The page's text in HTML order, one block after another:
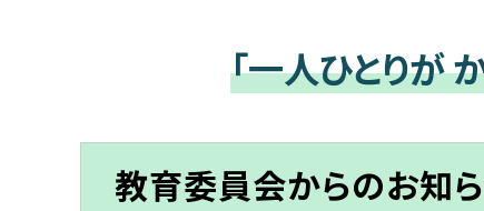
「一人ひとりが
教育委員会からのお知